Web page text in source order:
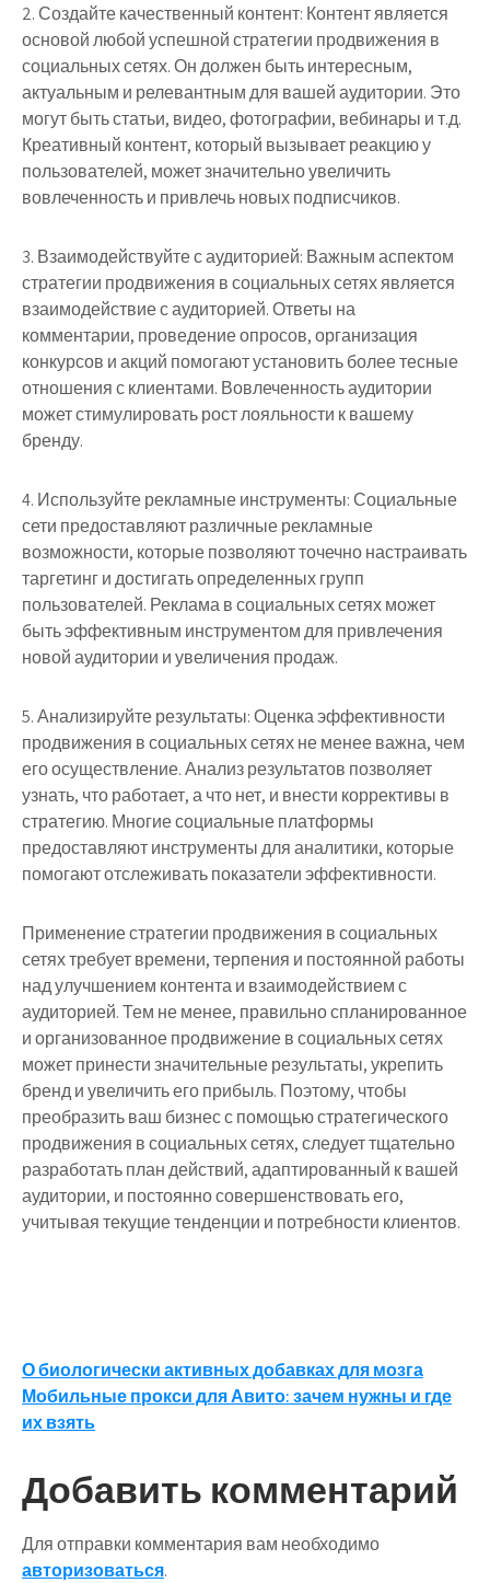
2. Создайте качественный контент: Контент является
основой любой успешной стратегии продвижения в
социальных сетях. Он должен быть интересным,
актуальным и релевантным для вашей аудитории. Это
могут быть статьи, видео, фотографии, вебинары и т.д.
Креативный контент, который вызывает реакцию у
пользователей, может значительно увеличить
вовлеченность и привлечь новых подписчиков.
3. Взаимодействуйте с аудиторией: Важным аспектом
стратегии продвижения в социальных сетях является
взаимодействие с аудиторией. Ответы на
комментарии, проведение опросов, организация
конкурсов и акций помогают установить более тесные
отношения с клиентами. Вовлеченность аудитории
может стимулировать рост лояльности к вашему
бренду.
4. Используйте рекламные инструменты: Социальные
сети предоставляют различные рекламные
возможности, которые позволяют точечно настраивать
таргетинг и достигать определенных групп
пользователей. Реклама в социальных сетях может
быть эффективным инструментом для привлечения
новой аудитории и увеличения продаж.
5. Анализируйте результаты: Оценка эффективности
продвижения в социальных сетях не менее важна, чем
его осуществление. Анализ результатов позволяет
узнать, что работает, а что нет, и внести коррективы в
стратегию. Многие социальные платформы
предоставляют инструменты для аналитики, которые
помогают отслеживать показатели эффективности.
Применение стратегии продвижения в социальных
сетях требует времени, терпения и постоянной работы
над улучшением контента и взаимодействием с
аудиторией. Тем не менее, правильно спланированное
и организованное продвижение в социальных сетях
может принести значительные результаты, укрепить
бренд и увеличить его прибыль. Поэтому, чтобы
преобразить ваш бизнес с помощью стратегического
продвижения в социальных сетях, следует тщательно
разработать план действий, адаптированный к вашей
аудитории, и постоянно совершенствовать его,
учитывая текущие тенденции и потребности клиентов.
Навигация
по
О биологически активных добавках для мозга
Мобильные прокси для Авито: зачем нужны и где
их взять
Добавить комментарий
Для отправки комментария вам необходимо
авторизоваться.